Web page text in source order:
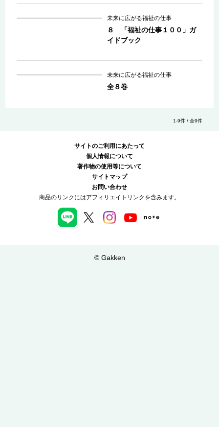
未来に広がる福祉の仕事
８ 「福祉の仕事１００」ガ
イドブック
未来に広がる福祉の仕事
全８巻
1-9件 / 全9件
サイトのご利用にあたって
個人情報について
著作物の使用等について
サイトマップ
お問い合わせ
商品のリンクにはアフィリエイトリンクを含みます。
© Gakken